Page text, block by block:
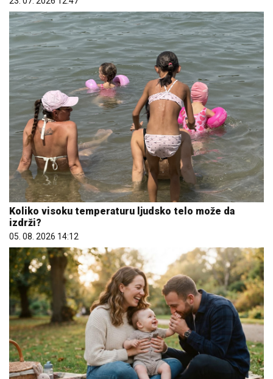
Koliko visoku temperaturu ljudsko telo može da
izdrži?
05. 08. 2026 14:12